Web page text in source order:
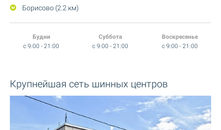
Борисово (2.2 км)
Будни
c 9:00 - 21:00
Суббота
c 9:00 - 21:00
Воскресенье
c 9:00 - 21:00
Крупнейшая сеть шинных центров